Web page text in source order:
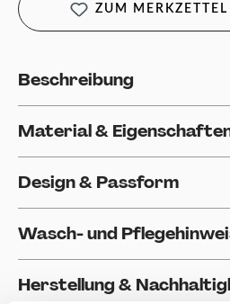
ZUM
Beschreibung
Material &
Design & Passform
Wasch- und
Herstellung &